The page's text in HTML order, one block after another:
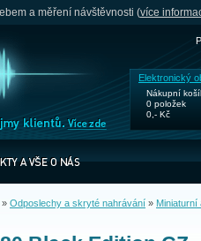
a měření návštěvnosti (více
Elektronický
Nákupní
0 položek
0,- Kč
» Odposlechy a skryté nahrávání » Miniaturní